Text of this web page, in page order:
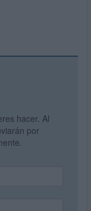
hacer. Al
por